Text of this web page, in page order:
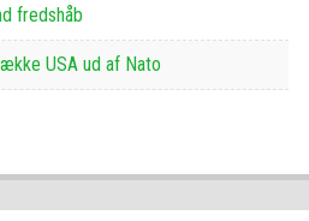
fredshåb
USA ud af Nato